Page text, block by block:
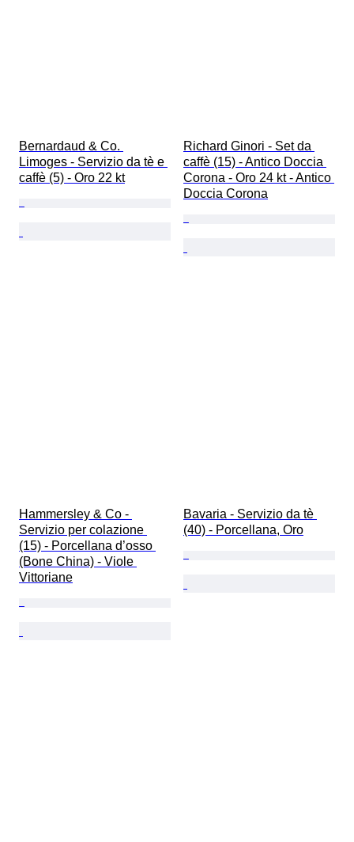
Bernardaud & Co.
Limoges - Servizio da tè e
caffè (5) - Oro 22 kt
Richard Ginori - Set da
caffè (15) - Antico Doccia
Corona - Oro 24 kt - Antico
Doccia Corona
Hammersley & Co -
Servizio per colazione
(15) - Porcellana d’osso
(Bone China) - Viole
Vittoriane
Bavaria - Servizio da tè
(40) - Porcellana, Oro